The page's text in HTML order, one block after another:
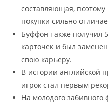
составляющая, поэтому
покупки сильно
Буффон также получил
карточек и был
свою карьеру.
В истории английской
игрок стал первым
На молодого